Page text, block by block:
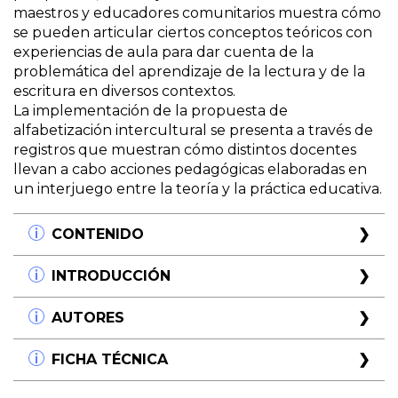
maestros y educadores comunitarios muestra cómo
se pueden articular ciertos conceptos teóricos con
experiencias de aula para dar cuenta de la
problemática del aprendizaje de la lectura y de la
escritura en diversos contextos.
La implementación de la propuesta de
alfabetización intercultural se presenta a través de
registros que muestran cómo distintos docentes
llevan a cabo acciones pedagógicas elaboradas en
un interjuego entre la teoría y la práctica educativa.
CONTENIDO
Módulo 1. Niños y niñas: todos iguales y
diferentes
Los niños y las niñas: los caminos de su desarrollo
Saber y comprender: los caminos de la cognición
Hablar y escuchar, los caminos del lenguaje
El encuentro de los niños y las niñas con la escuela
Puentes entre el hogar y la escuela
INTRODUCCIÓN
En este libro se presenta una propuesta de
alfabetización intercultural que es el resultado de
muchos años de investigación y trabajo de campo.
Se trata de una tarea realizada por un grupo de
investigadores en colaboración con docentes,
AUTORES
Adriana Silvestri
Profesora en Letras y Doctora (UBA). Se ha
dedicado a la Psicología del lenguaje, en especial
FICHA TÉCNICA